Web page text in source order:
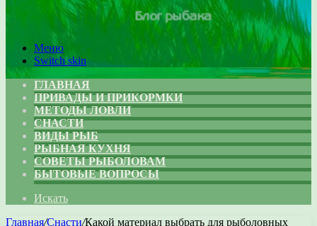
Меню
Switch skin
ГЛАВНАЯ
ПРИВАДЫ И ПРИКОРМКИ
МЕТОДЫ ЛОВЛИ
СНАСТИ
ВИДЫ РЫБ
РЫБНАЯ КУХНЯ
СОВЕТЫ РЫБОЛОВАМ
БЫТОВЫЕ ВОПРОСЫ
Искать
Главная/Снасти/Какой материал выбрать для рыболовных